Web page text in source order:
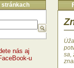
nás aj
u
sa,